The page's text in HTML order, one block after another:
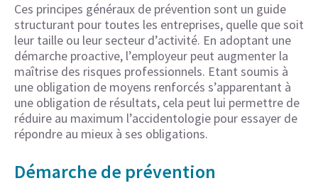
Ces principes généraux de prévention sont un guide
structurant pour toutes les entreprises, quelle que soit
leur taille ou leur secteur d’activité. En adoptant une
démarche proactive, l’employeur peut augmenter la
maîtrise des risques professionnels. Etant soumis à
une obligation de moyens renforcés s’apparentant à
une obligation de résultats, cela peut lui permettre de
réduire au maximum l’accidentologie pour essayer de
répondre au mieux à ses obligations.
Démarche de prévention